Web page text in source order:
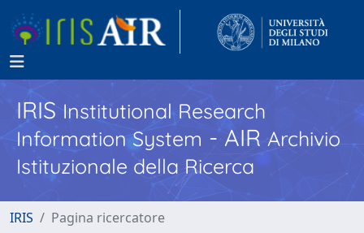
IRISInstitutional Research
Information System - AIR Archivio
Istituzionale della Ricerca
IRIS Pagina ricercatore